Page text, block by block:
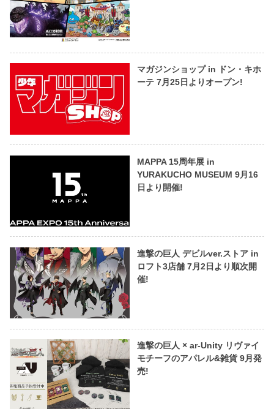
マガジンショップ in ドン・キホ
ーテ 7月25日よりオープン!
MAPPA 15周年展 in
YURAKUCHO MUSEUM 9月16
日より開催!
進撃の巨人 デビルver.ストア in
ロフト3店舗 7月2日より順次開
催!
進撃の巨人 × ar-Unity リヴァイ
モチーフのアパレル&雑貨 9月発
売!